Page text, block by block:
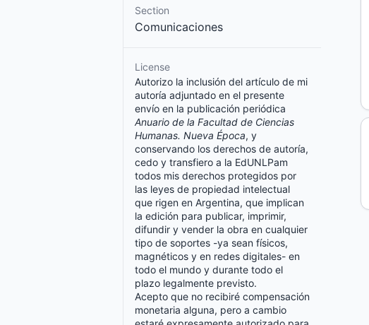
Section
Comunicaciones
License
Autorizo la inclusión del artículo de mi
autoría adjuntado en el presente
envío en la publicación periódica
Anuario de la Facultad de Ciencias
Humanas. Nueva Época, y
conservando los derechos de autoría,
cedo y transfiero a la EdUNLPam
todos mis derechos protegidos por
las leyes de propiedad intelectual
que rigen en Argentina, que implican
la edición para publicar, imprimir,
difundir y vender la obra en cualquier
tipo de soportes -ya sean físicos,
magnéticos y en redes digitales- en
todo el mundo y durante todo el
plazo legalmente previsto.
Acepto que no recibiré compensación
monetaria alguna, pero a cambio